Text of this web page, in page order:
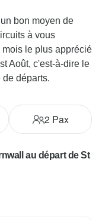
bon moyen de
à vous
mois le plus apprécié
Août, c'est-à-dire le
départs.
2Pax
au départ de St